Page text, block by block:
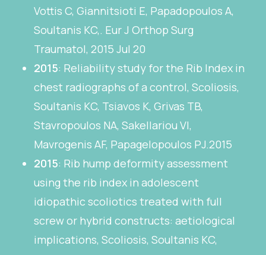
Vottis C, Giannitsioti E, Papadopoulos A,
Soultanis KC,. Eur J Orthop Surg
Traumatol, 2015 Jul 20
2015: Reliability study for the Rib Index in
chest radiographs of a control, Scoliosis,
Soultanis KC, Tsiavos K, Grivas TB,
Stavropoulos NA, Sakellariou VI,
Mavrogenis AF, Papagelopoulos PJ.2015
2015: Rib hump deformity assessment
using the rib index in adolescent
idiopathic scoliotics treated with full
screw or hybrid constructs: aetiological
implications, Scoliosis, Soultanis KC,